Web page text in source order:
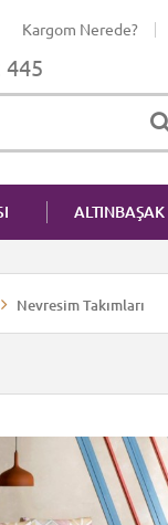
Kargom Nerede?
445
ALTINBAŞAK
Nevresim Takımları